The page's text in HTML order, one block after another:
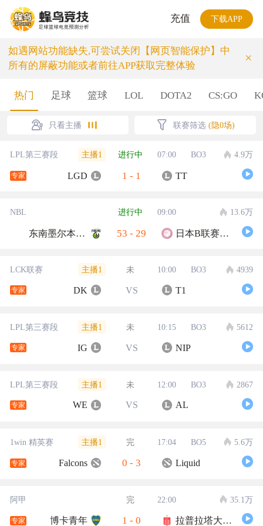
充值 下载APP
如遇网站功能缺失,可尝试关闭【网页智能保护】中
所有的屏蔽功能或者前往APP获取完整体验
×
热门 足球 篮球 LOL DOTA2 CS:GO
只看主播 联赛筛选 (隐0场)
LPL第三赛段 主播1 进行中 07:00 BO3 4.9万
专家 LGD 1 - 1 TT
NBL 进行中 09:00 13.6万
东南墨尔本凤凰 53 - 29 日本B联赛联队
LCK联赛 主播1 未 10:00 BO3 4939
专家 DK VS T1
LPL第三赛段 主播1 未 10:15 BO3 5612
专家 IG VS NIP
LPL第三赛段 主播1 未 12:00 BO3 2867
专家 WE VS AL
1win 精英赛 主播1 完 17:04 BO5 5.6万
专家 Falcons 0 - 3 Liquid
阿甲 完 22:00 35.1万
专家 博卡青年 1 - 0 拉普拉塔大学生